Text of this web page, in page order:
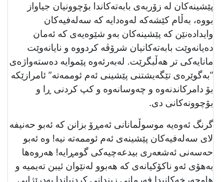
پێشینەكان لە زۆربەی بابەتەكاندا بۆچوونیان جیاواز
بووە، بەڵام كێشەكە لەوەدایە كە سەلەفیەكان
وایدادەنێن كە پێشینەكان بەو شێوەیەی كە ئەمان
دەیانەوێت بابەتەكانیان شرۆڤە كردووە و نایانەوێت
مانایەكی تر هەڵبگرێت. لەبەرئەوە پێموایە دەستەواژەی
“بەگوێرەی تێگەيشتنی پێشینی ئەم ئوممەتە” ئامرازێكە
بۆ دامركاندنەوە و چەوسانەوە و كپ كردنی ڕا و
بۆچوونەکانی دی.
گرنگ ئەوەیە موسوڵمانانی ئەمڕۆ بزانن كە ئەبو حەنیفە
لای سەلەفیەكان پێشینەی ئەم ئوممەتە نیە! وە ئەبو
حەسەنی ئەشعەری بیدعەچیەكی گومڕایە! هەروەها
بەهۆى ئەو ناكۆكیانەی كە هەبوو لەنێوان ئیبن تەیمیە و